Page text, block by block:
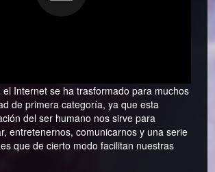
el Internet se ha trasformado para muchos
de primera categoría, ya que esta
del ser humano nos sirve para
entretenernos, comunicarnos y una serie
que de cierto modo facilitan nuestras